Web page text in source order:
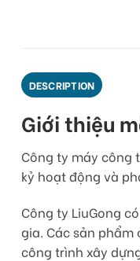
DESCRIPTION
Giới thiệu
Công ty máy công
kỷ hoạt động và
Công ty LiuGong
gia. Các sản
công trình xây